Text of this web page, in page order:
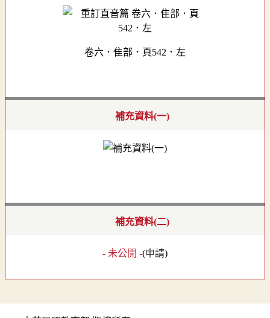
卷六．隹部．頁542．左
補充資料(一)
補充資料(二)
- 未公開 -(申請)